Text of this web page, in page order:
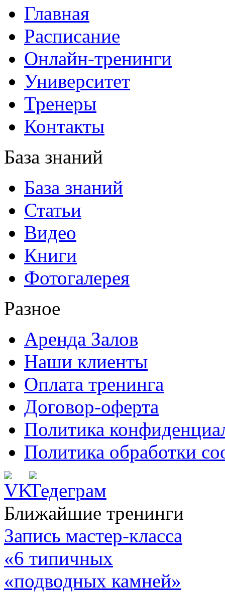
Главная
Расписание
Онлайн-тренинги
Университет
Тренеры
Контакты
База знаний
База знаний
Статьи
Видео
Книги
Фотогалерея
Разное
Аренда Залов
Наши клиенты
Оплата тренинга
Договор-оферта
Политика
Политика обработки
Ближайшие тренинги
Запись мастер-класса
«6 типичных
«подводных камней»